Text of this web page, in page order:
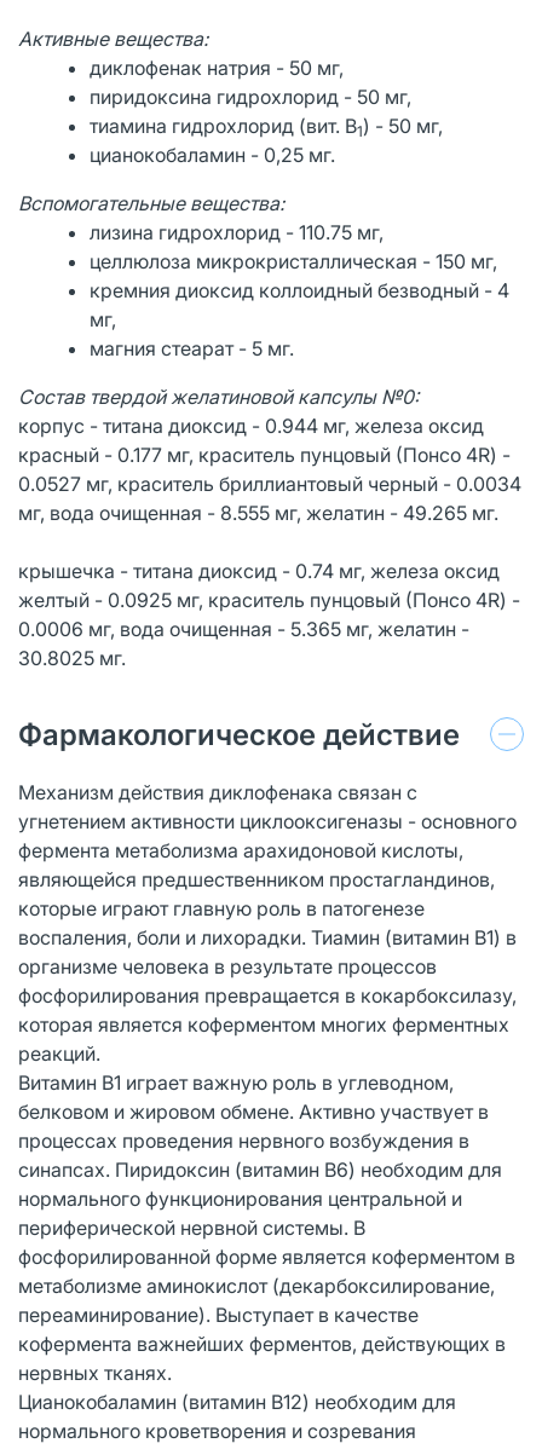
Активные вещества:
диклофенак натрия - 50 мг,
пиридоксина гидрохлорид - 50 мг,
тиамина гидрохлорид (вит. B1) - 50 мг,
цианокобаламин - 0,25 мг.
Вспомогательные вещества:
лизина гидрохлорид - 110.75 мг,
целлюлоза микрокристаллическая - 150 мг,
кремния диоксид коллоидный безводный - 4
мг,
магния стеарат - 5 мг.
Состав твердой желатиновой капсулы №0:
корпус - титана диоксид - 0.944 мг, железа оксид
красный - 0.177 мг, краситель пунцовый (Понсо 4R) -
0.0527 мг, краситель бриллиантовый черный - 0.0034
мг, вода очищенная - 8.555 мг, желатин - 49.265 мг.
крышечка - титана диоксид - 0.74 мг, железа оксид
желтый - 0.0925 мг, краситель пунцовый (Понсо 4R) -
0.0006 мг, вода очищенная - 5.365 мг, желатин -
30.8025 мг.
Фармакологическое действие
Механизм действия диклофенака связан с
угнетением активности циклооксигеназы - основного
фермента метаболизма арахидоновой кислоты,
являющейся предшественником простагландинов,
которые играют главную роль в патогенезе
воспаления, боли и лихорадки. Тиамин (витамин В1) в
организме человека в результате процессов
фосфорилирования превращается в кокарбоксилазу,
которая является коферментом многих ферментных
реакций.
Витамин В1 играет важную роль в углеводном,
белковом и жировом обмене. Активно участвует в
процессах проведения нервного возбуждения в
синапсах. Пиридоксин (витамин В6) необходим для
нормального функционирования центральной и
периферической нервной системы. В
фосфорилированной форме является коферментом в
метаболизме аминокислот (декарбоксилирование,
переаминирование). Выступает в качестве
кофермента важнейших ферментов, действующих в
нервных тканях.
Цианокобаламин (витамин В12) необходим для
нормального кроветворения и созревания